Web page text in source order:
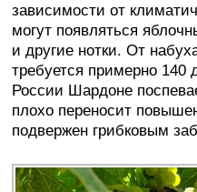
зависимости от
могут появляться
и другие нотки. От
требуется примерно
России Шардоне
плохо переносит
подвержен грибковым